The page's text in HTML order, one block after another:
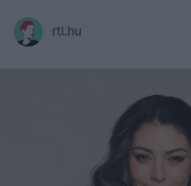
rtl.hu